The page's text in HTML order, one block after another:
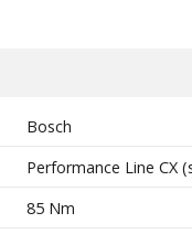
Bosch
Performance Line CX
85 Nm